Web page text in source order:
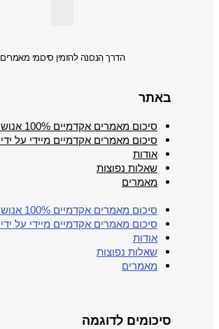
הדרך הנכונה להזמין סיכומי מאמרים
באתר
סיכום מאמרים אקדמיים 100% אנושי
סיכום מאמרים אקדמיים מיידי על ידי AI
אודות
שאלות נפוצות
מאמרים
סיכום מאמרים אקדמיים 100% אנושי
סיכום מאמרים אקדמיים מיידי על ידי AI
אודות
שאלות נפוצות
מאמרים
סיכומים לדוגמה